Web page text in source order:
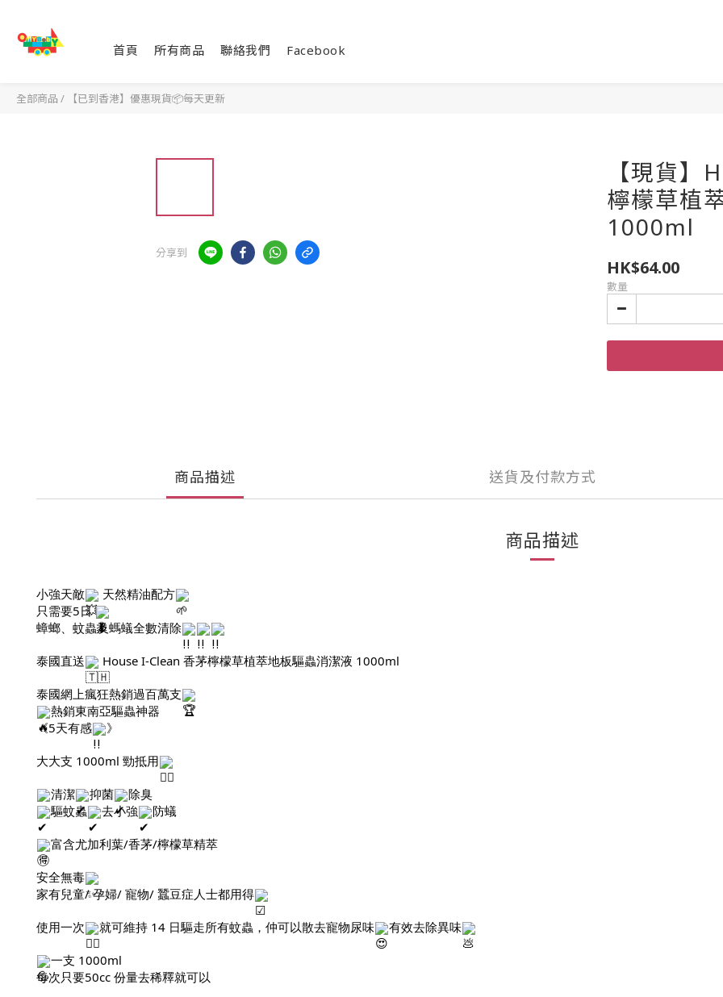
首頁 所有商品 聯絡我們 Facebook
全部商品 / 【已到香港】優惠現貨📦每天更新
分享到
【現貨
檸檬草植
1000ml
HK$64.00
數量
商品描述 送貨及付款方式
商品描述
小強天敵
天然精油配方
只需要5日
蟑螂、蚊蟲及螞蟻全數清除
泰國直送 House I-Clean 香茅檸檬草植萃地板驅蟲消潔液 1000ml
泰國網上瘋狂熱銷過百萬支
熱銷東南亞驅蟲神器
《5天有感
》
大大支 1000ml 勁抵用
清潔 抑菌
除臭
驅蚊蟲
去小強 防蟻
富含尤加利葉/香茅/檸檬草精萃
安全無毒
家有兒童/ 孕婦/ 寵物/ 蠶豆症人士都用得
使用一次 就可維持 14 日驅走所有蚊蟲，仲可以散去寵物尿味 有效去除異味
一支 1000ml
每次只要50cc 份量去稀釋就可以